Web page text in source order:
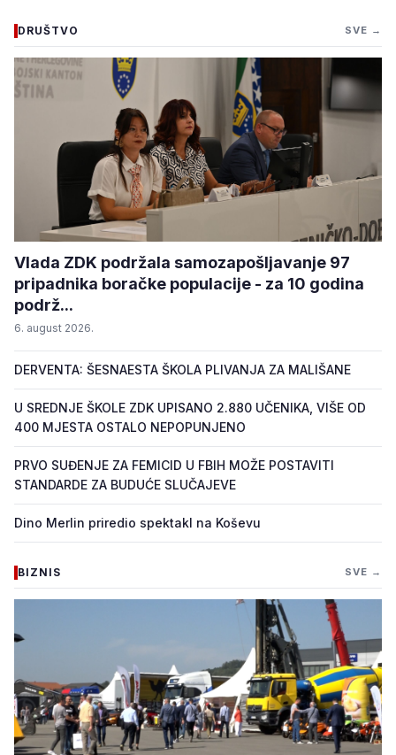
DRUŠTVO SVE →
Vlada ZDK podržala samozapošljavanje 97
pripadnika boračke populacije - za 10 godina
podrž...
6. august 2026.
DERVENTA: ŠESNAESTA ŠKOLA PLIVANJA ZA MALIŠANE
U SREDNJE ŠKOLE ZDK UPISANO 2.880 UČENIKA, VIŠE OD
400 MJESTA OSTALO NEPOPUNJENO
PRVO SUĐENJE ZA FEMICID U FBIH MOŽE POSTAVITI
STANDARDE ZA BUDUĆE SLUČAJEVE
Dino Merlin priredio spektakl na Koševu
BIZNIS SVE →